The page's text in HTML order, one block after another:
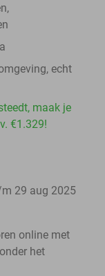
echt
maak je
€1.329!
29 aug 2025
online met
het